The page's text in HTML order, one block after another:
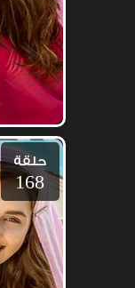
حلقة
168